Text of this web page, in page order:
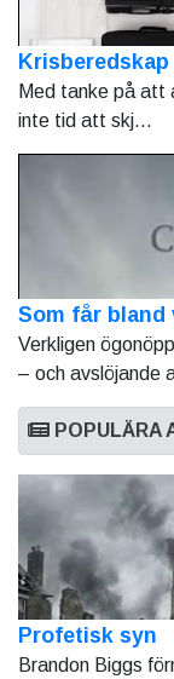
Krisberedskap
Med tanke på att
inte tid att skj...
Som får bland
Verkligen
– och avslöjande
POPULÄRA
Profetisk syn
Brandon Biggs